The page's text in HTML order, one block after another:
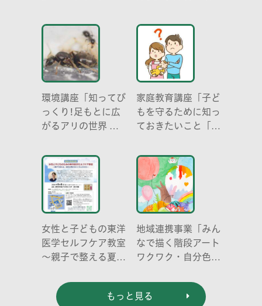
い光-」
環境講座「知ってび
っくり!足もとに広
がるアリの世界 ア
成り立ち、生態系に
おける役割」
家庭教育講座「子ど
もを守るために知っ
ておきたいこと「プ
どう伝える? (幼児
編)」
女性と子どもの東洋
医学セルフケア教室
～親子で整える夏休
らだ～
地域連携事業「みん
なで描く階段アート
ワクワク・自分色の
もっと見る